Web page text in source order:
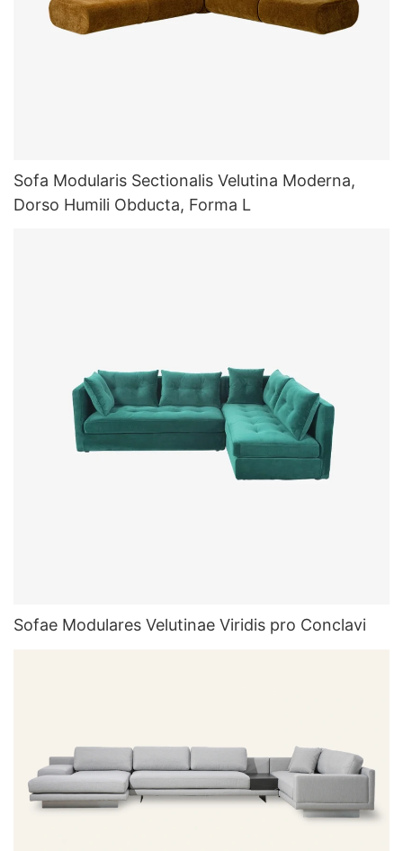
Sofa Modularis Sectionalis Velutina Moderna,
Dorso Humili Obducta, Forma L
Sofae Modulares Velutinae Viridis pro Conclavi